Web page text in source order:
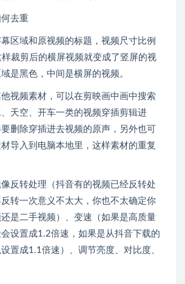
去重
区域和原视频的标题，视频尺寸比例
裁剪后的横屏视频就变成了竖屏的视
是黑色，中间是横屏的视频。
视频素材，可以在剪映画中画中搜索
天空、开车一类的视频穿插剪辑进
删除穿插进去视频的原声，另外也可
导入到电脑本地里，这样素材的重复
反转处理（抖音有的视频已经反转处
转一次意义不太大，你也不太确定你
是二手视频）、变速（如果是高质量
设置成1.2倍速，如果是从抖音下载的
置成1.1倍速）、调节亮度、对比度、